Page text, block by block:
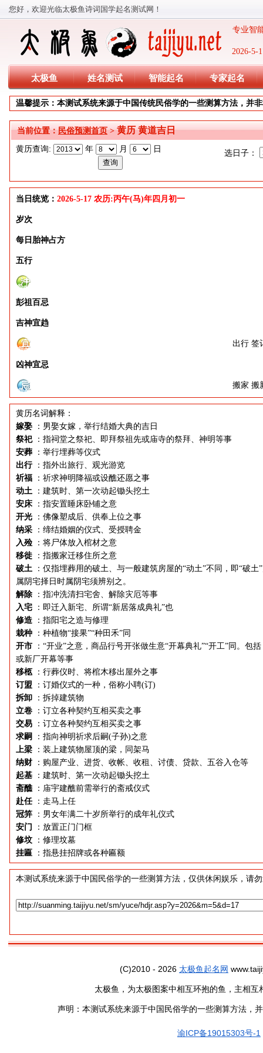
您好，欢迎光临太极鱼诗词国学起名测试网！
2026-5-
专业智
太极鱼 姓名测试 智能起名 专家起名
温馨提示：本测试系统来源于中国传统民俗学的一些测算方法，并
当前位置：民俗预测首页>黄历 黄道吉日
黄历查询: 年 月 日 选日子：
当日统览： 2026-5-17 农历:丙午(马)年四月初一
岁次
每日胎神占方
五行
彭祖百忌
吉神宜趋
出行 签
凶神宜忌
搬家 搬
黄历名词解释：
嫁娶
：男娶女嫁，举行结婚大典的吉日
祭祀 ：指祠堂之祭祀、即拜祭祖先或庙寺的祭拜、神明等事
安葬
：举行埋葬等仪式
出行 ：指外出旅行、观光游览
祈福
：祈求神明降福或设醮还愿之事
动土
：建筑时、第一次动起锄头挖土
安床
：指安置睡床卧铺之意
开光
：佛像塑成后、供奉上位之事
纳采
：缔结婚姻的仪式、受授聘金
入殓
：将尸体放入棺材之意
移徙
：指搬家迁移住所之意
破土
：仅指埋葬用的破土、与一般建筑房屋的“动土”不同，即“破
属阴宅择日时属阴宅须辨别之。
解除
：指冲洗清扫宅舍、解除灾厄等事
入宅
：即迁入新宅、所谓“新居落成典礼”也
修造
：指阳宅之造与修理
栽种
：种植物“接果”“种田禾”同
开市
：“开业”之意，商品行号开张做生意“开幕典礼”“开工”同。
或新厂开幕等事
移柩
：行葬仪时、将棺木移出屋外之事
订盟
：订婚仪式的一种，俗称小聘(订)
拆卸
：拆掉建筑物
立卷
：订立各种契约互相买卖之事
交易
：订立各种契约互相买卖之事
求嗣
：指向神明祈求后嗣(子孙)之意
上梁
：装上建筑物屋顶的梁，同架马
纳财
：购屋产业、进货、收帐、收租、讨债、贷款、五谷入仓等
起基
：建筑时、第一次动起锄头挖土
斋醮 ：庙宇建醮前需举行的斋戒仪式
赴任 ：走马上任
冠笄
：男女年满二十岁所举行的成年礼仪式
安门
：放置正门门框
修坟
：修理坟墓
挂匾
：指悬挂招牌或各种匾额
本测试系统来源于中国民俗学的一些测算方法，仅供休闲娱乐，请
(C)2010 - 2026 太极鱼起名网
太极鱼，为太极图案中相互环抱的鱼，主相
声明：本测试系统来源于中国民俗学的一些测算方法，
渝ICP备19015303号-1